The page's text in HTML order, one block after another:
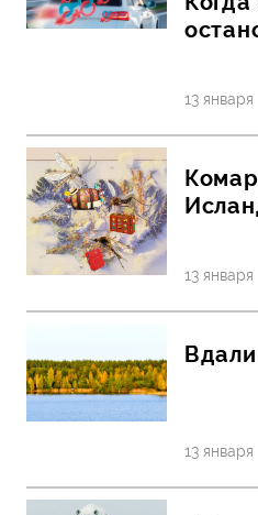
13 января
13 января
13 января